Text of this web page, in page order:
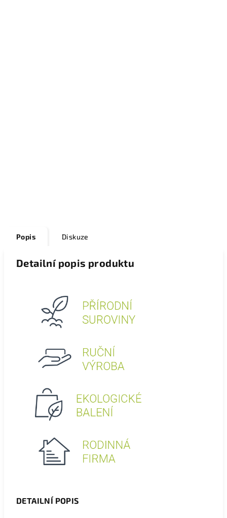
Popis Diskuze
Detailní popis produktu
DETAILNÍ POPIS